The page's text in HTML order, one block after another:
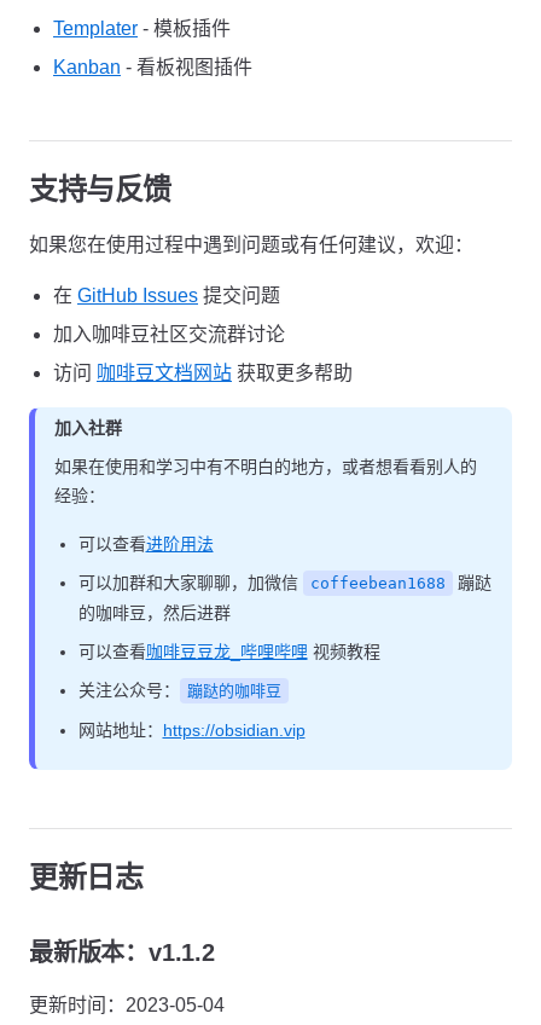
Templater - 模板插件
Kanban - 看板视图插件
支持与反馈
如果您在使用过程中遇到问题或有任何建议，欢迎：
在 GitHub Issues 提交问题
加入咖啡豆社区交流群讨论
访问 咖啡豆文档网站 获取更多帮助
加入社群
如果在使用和学习中有不明白的地方，或者想看看别人的
经验：
可以查看进阶用法
可以加群和大家聊聊，加微信
coffeebean1688
蹦跶
的咖啡豆，然后进群
可以查看咖啡豆豆龙_哔哩哔哩 视频教程
关注公众号：
蹦跶的咖啡豆
网站地址： https://obsidian.vip
更新日志
最新版本：v1.1.2
更新时间：2023-05-04